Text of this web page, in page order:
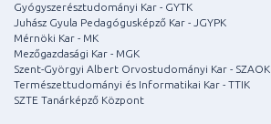
Gyógyszerésztudományi Kar - GYTK
Juhász Gyula Pedagógusképző Kar - JGYPK
Mérnöki Kar - MK
Mezőgazdasági Kar - MGK
Szent-Györgyi Albert Orvostudományi Kar - SZAOK
Természettudományi és Informatikai Kar - TTIK
SZTE Tanárképző Központ